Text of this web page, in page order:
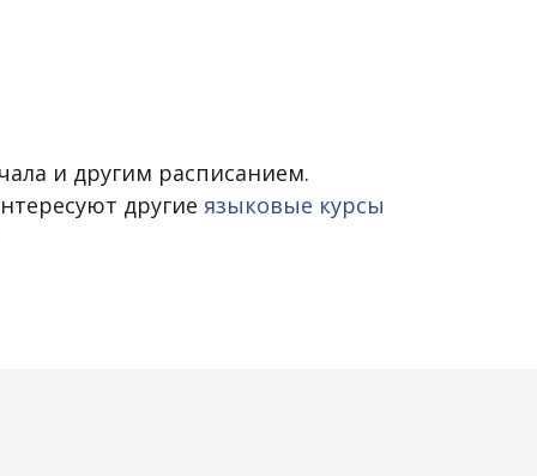
и другим расписанием.
другие языковые курсы